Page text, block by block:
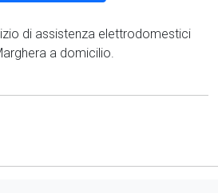
di assistenza elettrodomestici
a domicilio.